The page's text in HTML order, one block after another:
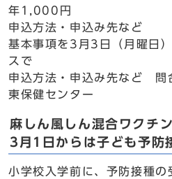
年1,000円
申込方法・申込み先など
基本事項を3月3日（月曜日
スで
申込方法・申込み先など 問
東保健センター
麻しん風しん混合ワクチ
3月1日からは子ども予防
小学校入学前に、予防接種